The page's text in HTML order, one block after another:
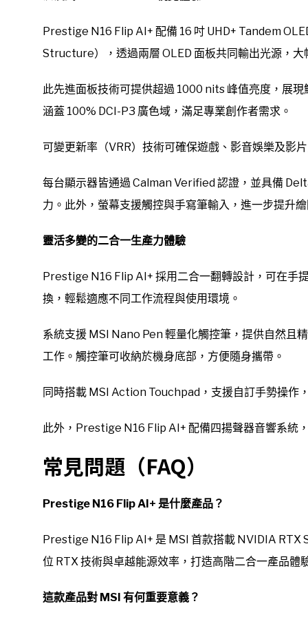
Prestige N16 Flip AI+ 配備 16 吋 UHD+ Tandem
Structure），透過兩層 OLED 面板共同輸出光源，
此先進面板技術可提供超過 1000 nits 峰值亮度，展
涵蓋 100% DCI-P3 廣色域，滿足專業創作者需求。
可變更新率（VRR）技術可確保遊戲、影音娛樂及影
每台顯示器皆通過 Calman Verified 認證，並具備
力。此外，螢幕支援觸控與手寫筆輸入，進一步提升
靈活多變的二合一生產力體驗
Prestige N16 Flip AI+ 採用二合一翻轉設計，可在手
換，輕鬆適應不同工作流程與使用環境。
系統支援 MSI Nano Pen 輕量化觸控筆，提供自然且
工作。觸控筆可收納於機身底部，方便隨身攜帶。
同時搭載 MSI Action Touchpad，支援自訂手勢操作
此外，Prestige N16 Flip AI+ 配備四揚聲器音響系統
常見問題（FAQ）
Prestige N16 Flip AI+ 是什麼產品？
Prestige N16 Flip AI+ 是 MSI 首款搭載 NVIDIA RTX
位 RTX 技術與卓越能源效率，打造高階二合一產品體
這款產品對 MSI 有何重要意義？